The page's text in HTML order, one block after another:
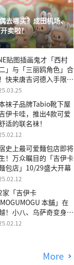
去哪买？成田机场、
卖啦！
贴图插画鬼才「西村
」与「三丽鸥角色」合
快来唐吉诃德入手限量
袜子品牌Tabio靴下屋
伊卡哇，推出4款可爱
适的联名袜！
史上最可爱麵包店即将
！万众瞩目的「吉伊卡
包店」10/29盛大开幕
家「吉伊卡
本舖」在
！小八、乌萨奇变身可
瓜！
More